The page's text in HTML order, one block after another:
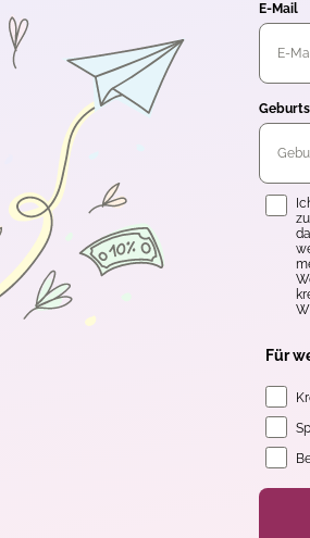
E-Mail
Für